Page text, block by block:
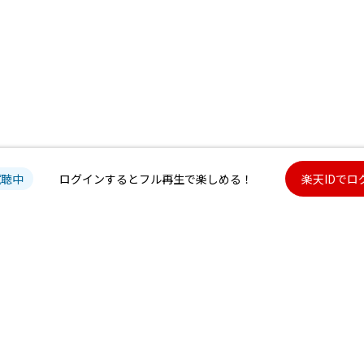
中 ログインするとフル再生で楽しめる！ 楽天IDでロ